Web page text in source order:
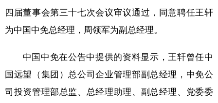
四届董事会第三十七次会议审议通过，同意聘任王轩
为中国中免总经理，周领军为副总经理。
中国中免在公告中提供的资料显示，王轩曾任中
国远望（集团）总公司企业管理部副总经理，中免公
司投资管理部总监、总经理助理、副总经理、党委委